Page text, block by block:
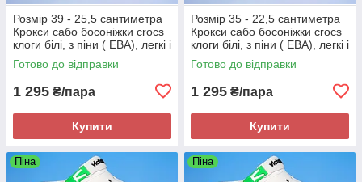
Розмір 39 - 25,5 сантиметра
Крокси сабо босоніжки crocs
клоги білі, з піни ( ЕВА), легкі і
зручні
Готово до відправки
1 295 ₴/пара
Купити
Розмір 35 - 22,5 сантиметра
Крокси сабо босоніжки crocs
клоги білі, з піни ( ЕВА), легкі і
зручні
Готово до відправки
1 295 ₴/пара
Купити
Піна Піна